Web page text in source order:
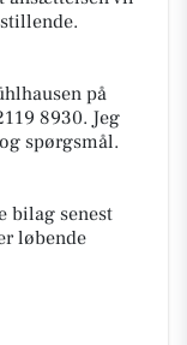
på
8930. Jeg
spørgsmål.
bilag senest
løbende